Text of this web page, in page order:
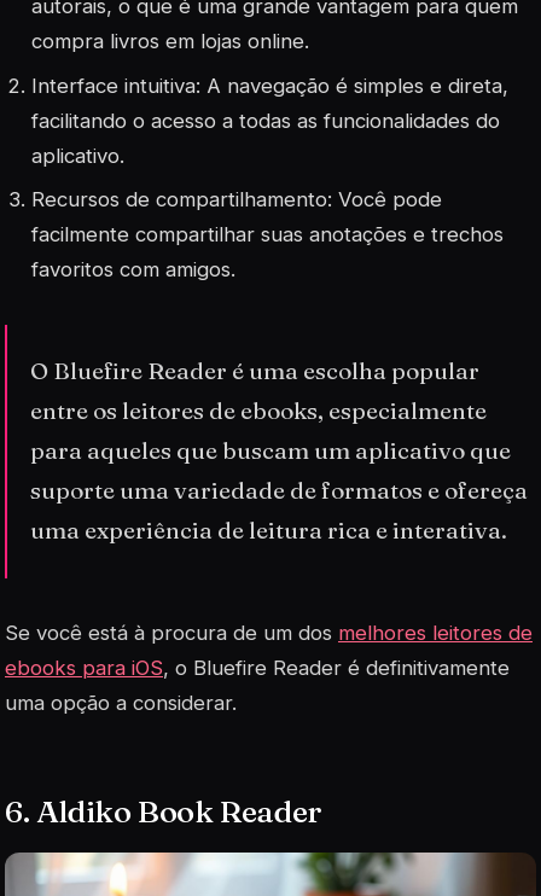
autorais, o que é uma grande vantagem para quem
compra livros em lojas online.
Interface intuitiva: A navegação é simples e direta,
facilitando o acesso a todas as funcionalidades do
aplicativo.
Recursos de compartilhamento: Você pode
facilmente compartilhar suas anotações e trechos
favoritos com amigos.
O Bluefire Reader é uma escolha popular
entre os leitores de ebooks, especialmente
para aqueles que buscam um aplicativo que
suporte uma variedade de formatos e ofereça
uma experiência de leitura rica e interativa.
Se você está à procura de um dos melhores leitores de
ebooks para iOS, o Bluefire Reader é definitivamente
uma opção a considerar.
6. Aldiko Book Reader